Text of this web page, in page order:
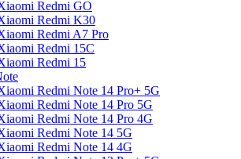
Redmi GO
Redmi K30
Redmi A7 Pro
Redmi 15C
Redmi 15
Redmi Note 14 Pro+ 5G
Redmi Note 14 Pro 5G
Redmi Note 14 Pro 4G
Redmi Note 14 5G
Redmi Note 14 4G